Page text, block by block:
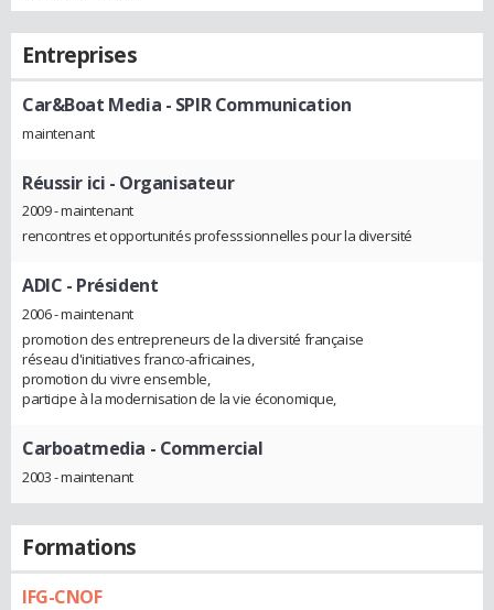
Entreprises
Car&Boat Media - SPIR Communication
maintenant
Réussir ici - Organisateur
2009 - maintenant
rencontres et opportunités professsionnelles pour la diversité
ADIC - Président
2006 - maintenant
promotion des entrepreneurs de la diversité française
réseau d'initiatives franco-africaines,
promotion du vivre ensemble,
participe à la modernisation de la vie économique,
Carboatmedia - Commercial
2003 - maintenant
Formations
IFG-CNOF